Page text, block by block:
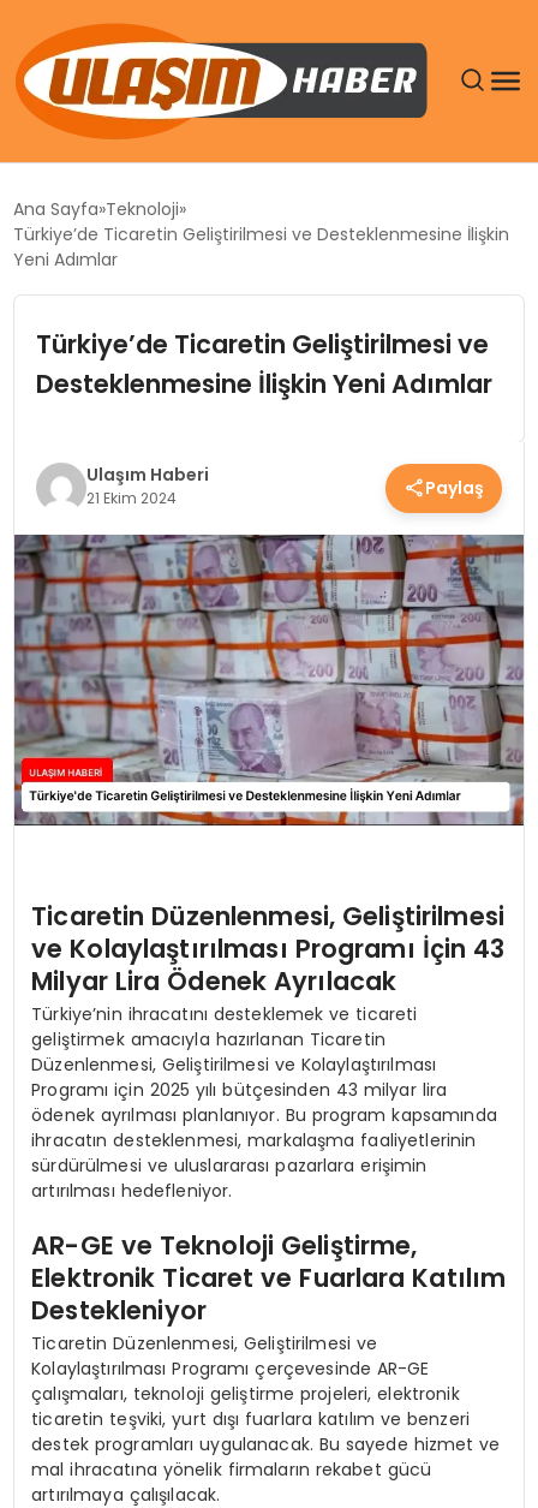
SIYASET
EKONOMI
TEKNOLOJI
SAĞLIK
YAŞAM
Ana Sayfa Teknoloji
Türkiye’de Ticaretin Geliştirilmesi ve Desteklenmesine İlişkin
Yeni Adımlar
Türkiye’de Ticaretin Geliştirilmesi ve
Desteklenmesine İlişkin Yeni Adımlar
Ulaşım Haberi
21 Ekim 2024 Paylaş
Ticaretin Düzenlenmesi, Geliştirilmesi
ve Kolaylaştırılması Programı İçin 43
Milyar Lira Ödenek Ayrılacak
Türkiye’nin ihracatını desteklemek ve ticareti
geliştirmek amacıyla hazırlanan Ticaretin
Düzenlenmesi, Geliştirilmesi ve Kolaylaştırılması
Programı için 2025 yılı bütçesinden 43 milyar lira
ödenek ayrılması planlanıyor. Bu program kapsamında
ihracatın desteklenmesi, markalaşma faaliyetlerinin
sürdürülmesi ve uluslararası pazarlara erişimin
artırılması hedefleniyor.
AR-GE ve Teknoloji Geliştirme,
Elektronik Ticaret ve Fuarlara Katılım
Destekleniyor
Ticaretin Düzenlenmesi, Geliştirilmesi ve
Kolaylaştırılması Programı çerçevesinde AR-GE
çalışmaları, teknoloji geliştirme projeleri, elektronik
ticaretin teşviki, yurt dışı fuarlara katılım ve benzeri
destek programları uygulanacak. Bu sayede hizmet ve
mal ihracatına yönelik firmaların rekabet gücü
artırılmaya çalışılacak.